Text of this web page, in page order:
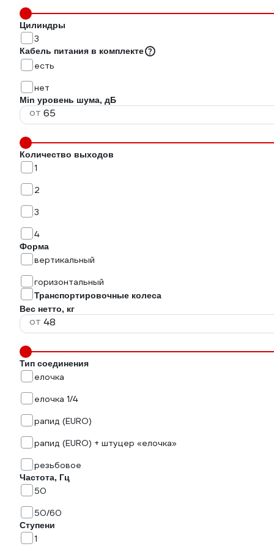
Цилиндры
3
Кабель питания в комплекте
есть
нет
Min уровень шума, дБ
от
Количество выходов
1
2
3
4
Форма
вертикальный
горизонтальный
Транспортировочные колеса
Вес нетто, кг
от
Тип соединения
елочка
елочка 1/4
рапид (EURO)
рапид (EURO) + штуцер «елочка»
резьбовое
Частота, Гц
50
50/60
Ступени
1